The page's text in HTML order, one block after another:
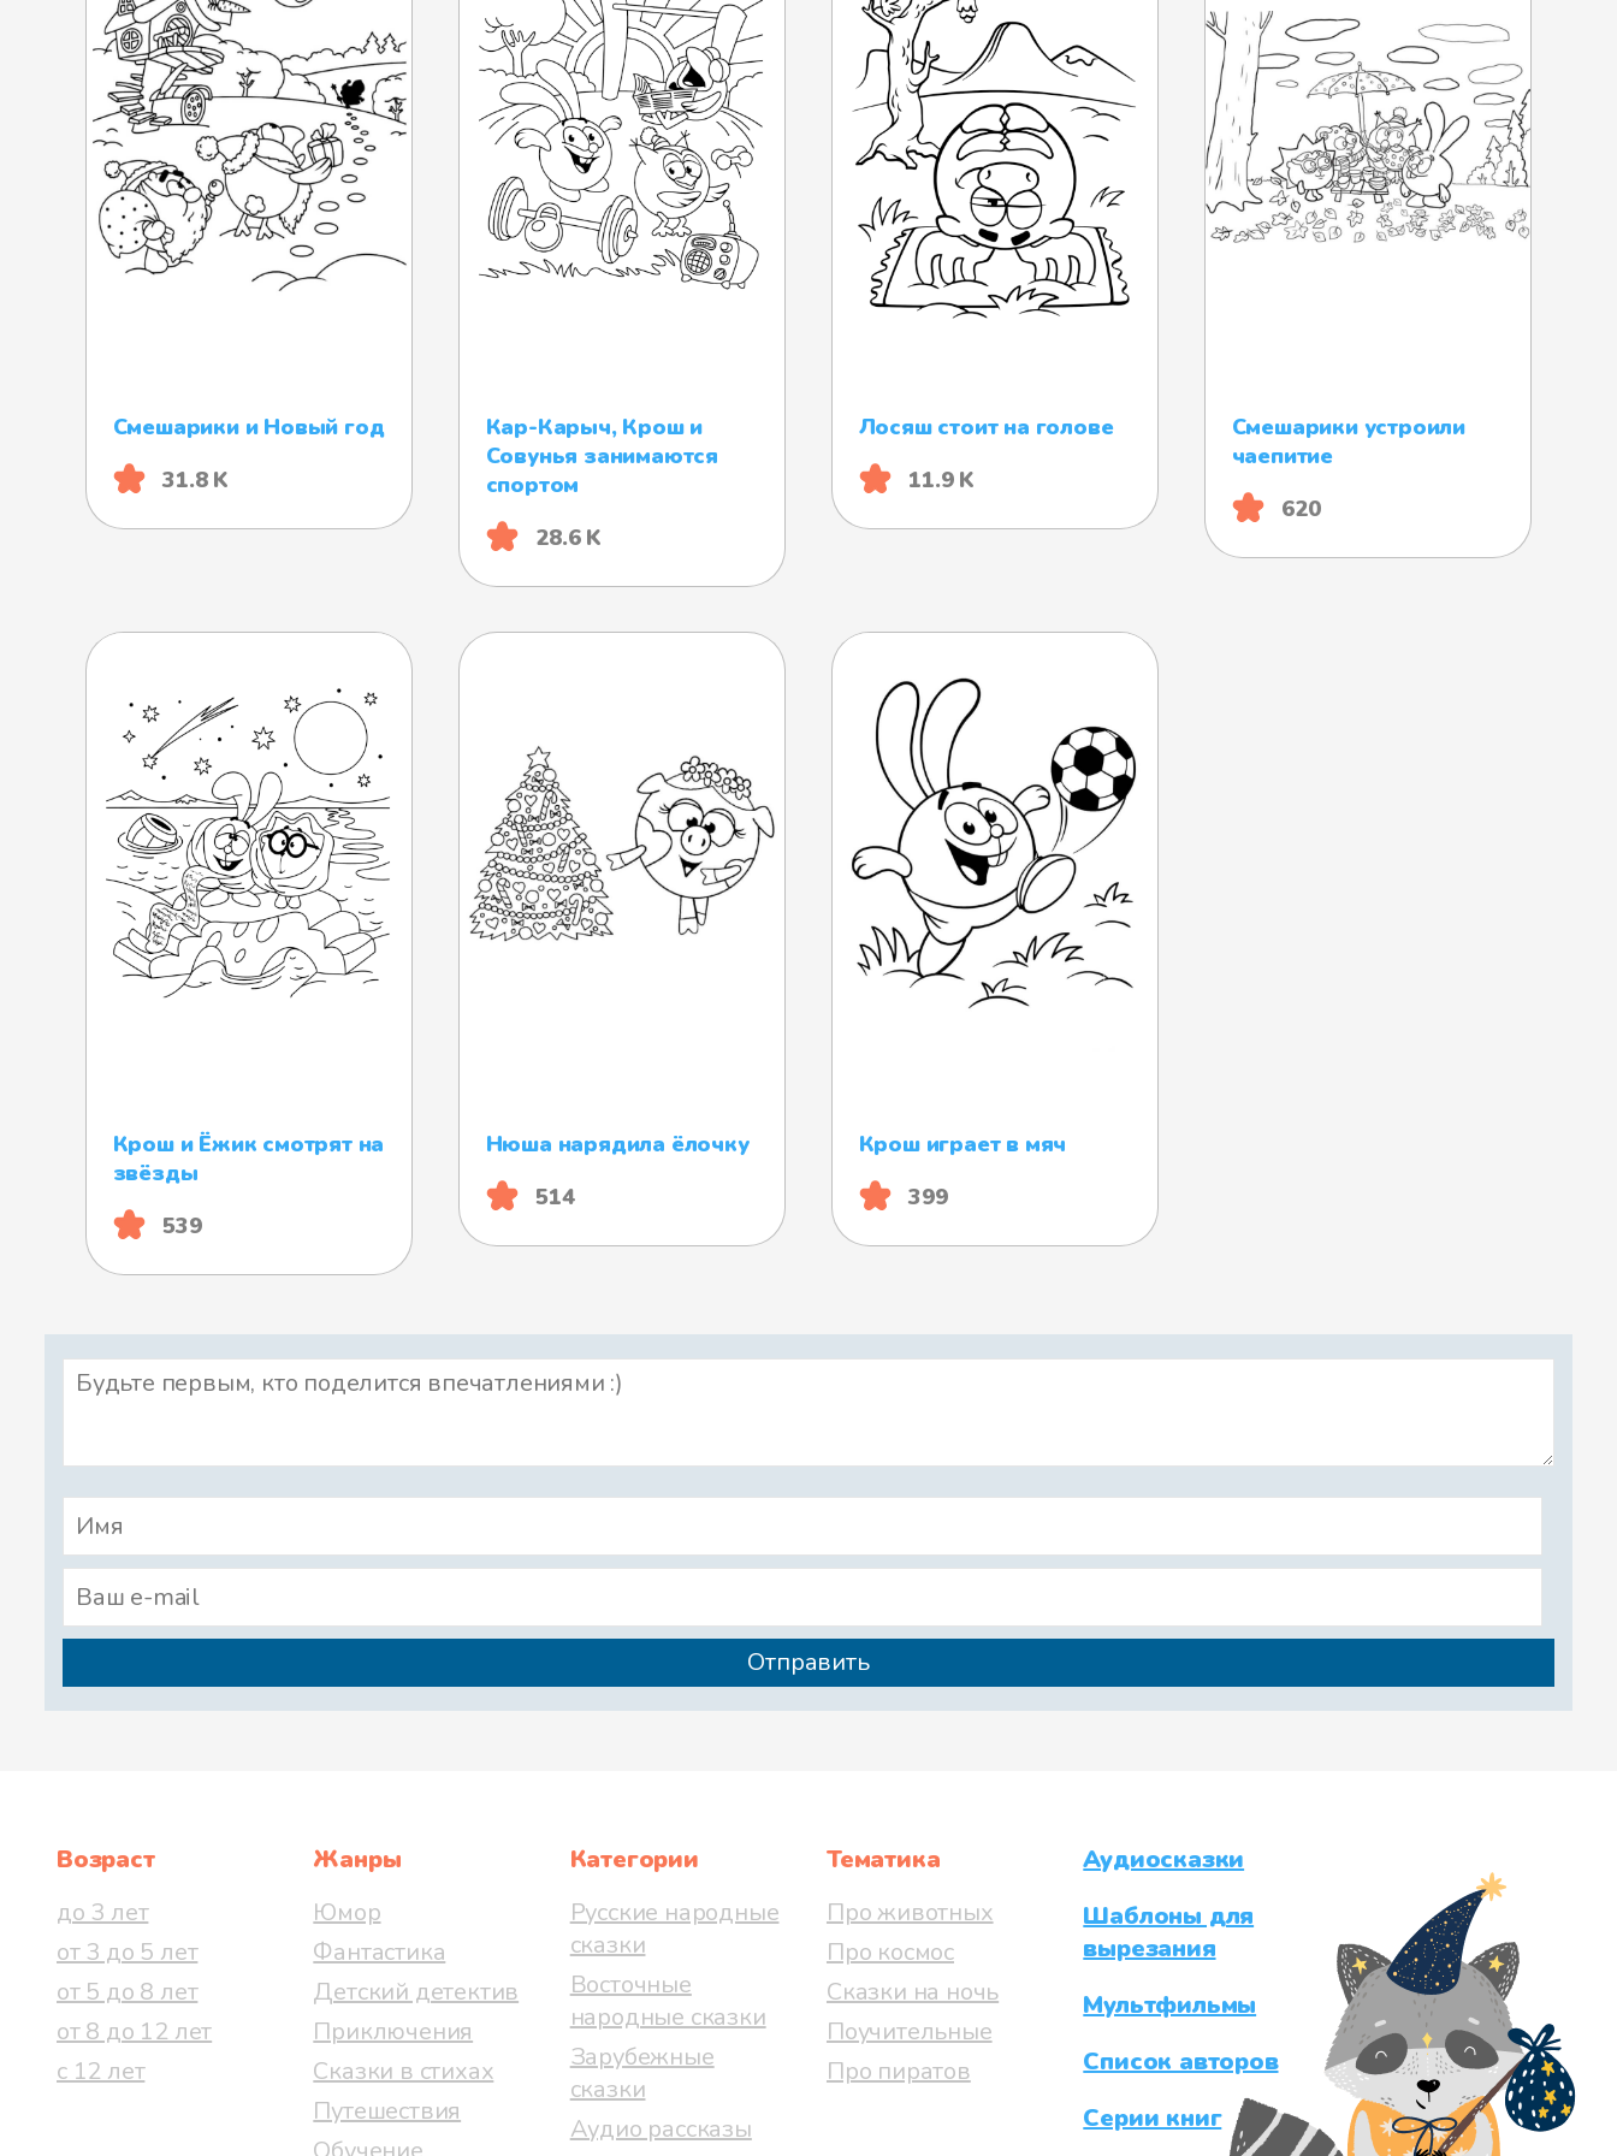
Смешарики и Новый год
31.8 K
Кар-Карыч, Крош и
Совунья занимаются
спортом
28.6 K
Лосяш стоит на голове
11.9 K
Смешарики устроили
чаепитие
620
Крош и Ёжик смотрят на
звёзды
539
Нюша нарядила ёлочку
514
Крош играет в мяч
399
Возраст
до 3 лет
от 3 до 5 лет
от 5 до 8 лет
от 8 до 12 лет
с 12 лет
Жанры
Юмор
Фантастика
Детский детектив
Приключения
Сказки в стихах
Путешествия
Категории
Русские народные
сказки
Восточные
народные сказки
Зарубежные
сказки
Аудио рассказы
Тематика
Про животных
Про космос
Сказки на ночь
Поучительные
Про пиратов
Аудиосказки
Шаблоны для
вырезания
Мультфильмы
Список авторов
Серии книг